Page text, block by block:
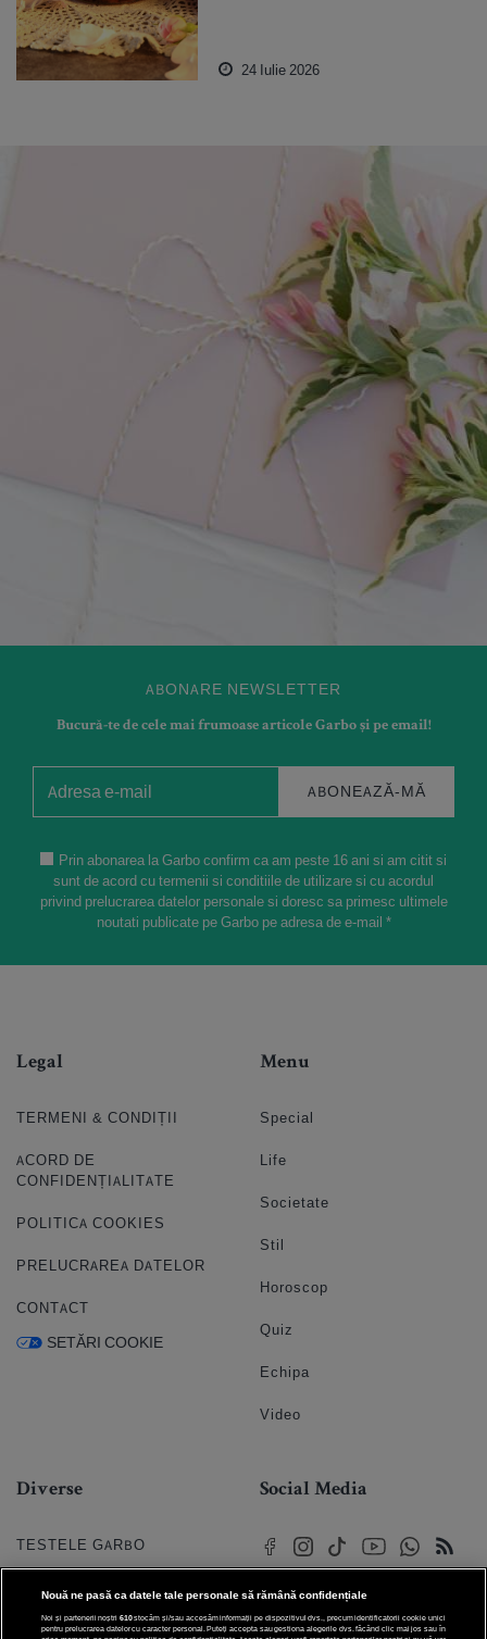
24 Iulie 2026
ABONARE NEWSLETTER
Bucură-te de cele mai frumoase articole Garbo și pe email!
ABONEAZĂ-MĂ
Prin abonarea la Garbo confirm ca am peste 16 ani si am citit si
sunt de acord cu termenii si conditiile de utilizare si cu acordul
privind prelucrarea datelor personale si doresc sa primesc ultimele
noutati publicate pe Garbo pe adresa de e-mail *
Legal
TERMENI & CONDIȚII
ACORD DE
CONFIDENȚIALITATE
POLITICA COOKIES
PRELUCRAREA DATELOR
CONTACT
SETĂRI COOKIE
Menu
Special
Life
Societate
Stil
Horoscop
Quiz
Echipa
Video
Diverse
TESTELE GARBO
HOROSCOP
HOROSCOPUL IUBIRII
Social Media
Nouă ne pasă ca datele tale personale să rămână confidențiale
Noi și partenerii noștri 610stocăm și/sau accesăm informații pe dispozitivul dvs., precum identificatorii cookie unici
pentru prelucrarea datelor cu caracter personal. Puteți accepta sau gestiona alegerile dvs. făcând clic mai jos sau în